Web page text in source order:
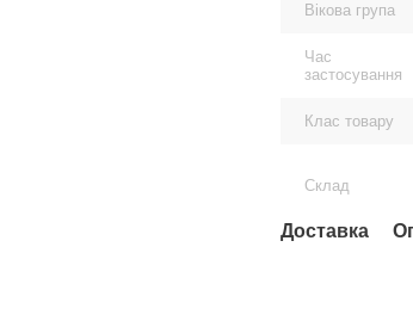
Вікова група
Час
застосування
Клас товару
Склад
Доставка